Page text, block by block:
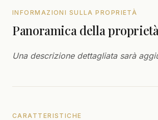
INFORMAZIONI SULLA PROPRIETÀ
Panoramica della
Una descrizione dettagliata sarà
CARATTERISTICHE